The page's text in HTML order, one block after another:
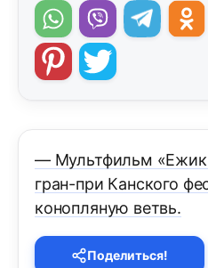
— Мультфильм «Ежик
гран-при Канского
конопляную ветвь.
Поделиться!